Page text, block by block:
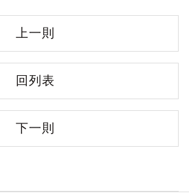
上一則
回列表
下一則